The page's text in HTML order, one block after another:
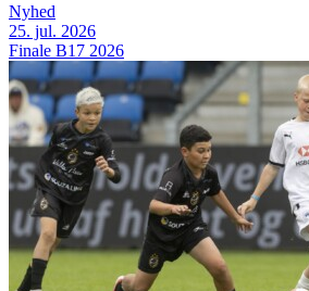
Nyhed
25. jul. 2026
Finale B17 2026